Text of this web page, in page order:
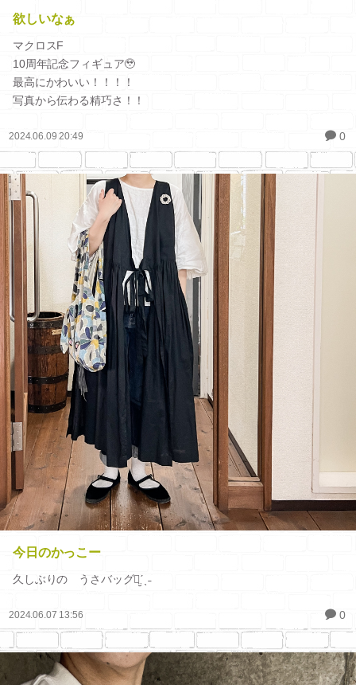
欲しいなぁ
マクロスF
10周年記念フィギュア🥹
最高にかわいい！！！！
写真から伝わる精巧さ！！
2024.06.09 20:49 0
今日のかっこー
久しぶりの うさバッグꪔ̤̮ˊˎ˗
2024.06.07 13:56 0